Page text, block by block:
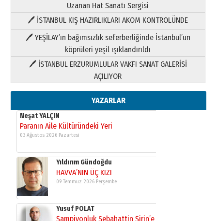
Uzanan Hat Sanatı Sergisi
🖊 İSTANBUL KIŞ HAZIRLIKLARI AKOM KONTROLÜNDE
🖊 YEŞİLAY’ın bağımsızlık seferberliğinde İstanbul’un
köprüleri yeşil ışıklandırıldı
🖊 İSTANBUL ERZURUMLULAR VAKFI SANAT GALERİSİ
AÇILIYOR
YAZARLAR
Yıldırım Gündoğdu
HAVVA’NIN ÜÇ KIZI
09 Temmuz 2026 Perşembe
Yusuf POLAT
Şampiyonluk Sebahattin Şirin’e
yazar
11 Mayıs 2026 Pazartesi
Neşat YALÇIN
Paranın Aile Kültüründeki Yeri
03 Ağustos 2026 Pazartesi
Yıldırım Gündoğdu
HAVVA’NIN ÜÇ KIZI
09 Temmuz 2026 Perşembe
Yusuf POLAT
Şampiyonluk Sebahattin Şirin’e